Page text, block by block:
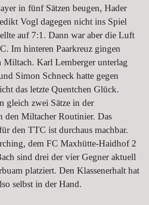
in fünf Sätzen beugen, Hader
Vogl dagegen nicht ins Spiel
auf 7:1. Dann war aber die Luft
Im hinteren Paarkreuz gingen
Miltach. Karl Lemberger unterlag
Simon Schneck hatte gegen
das letzte Quentchen Glück.
gleich zwei Sätze in der
den Miltacher Routinier. Das
den TTC ist durchaus machbar.
dem FC Maxhütte-Haidhof 2
sind drei der vier Gegner aktuell
platziert. Den Klassenerhalt hat
selbst in der Hand.